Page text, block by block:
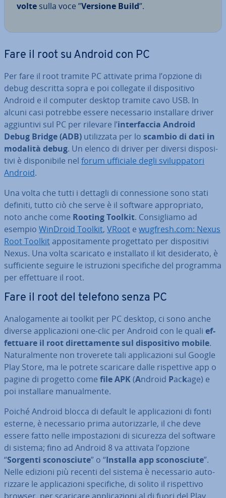
volte sulla voce ”Versione Build”.
Fare il root su Android con PC
Per fare il root tramite PC attivate prima l’opzione di
debug descritta sopra e poi collegate il di­spo­si­ti­vo
Android e il computer desktop tramite cavo USB. In
alcuni casi potrebbe essere ne­ces­sa­rio in­stal­la­re driver
ag­giun­ti­vi sul PC per rilevare l’in­ter­fac­cia Android
Debug Bridge (ADB) uti­liz­za­ta per lo scambio di dati in
modalità debug. Un elenco di driver per diversi di­spo­si­
ti­vi è di­spo­ni­bi­le nel forum ufficiale degli svi­lup­pa­to­ri
Android.
Una volta che tutti i dettagli di con­nes­sio­ne sono stati
definiti, tutto ciò che serve è il software ap­pro­pria­to,
noto anche come Rooting Toolkit. Con­si­glia­mo ad
esempio WinDroid Toolkit, VRoot e wugfresh.com: Nexus
Root Toolkitap­po­si­ta­men­te pro­get­ta­to per di­spo­si­ti­vi
Nexus. Una volta scaricato e in­stal­la­to il kit de­si­de­ra­to, è
suf­fi­cien­te seguire le istru­zio­ni spe­ci­fi­che del programma
per ef­fet­tua­re il root.
Fare il root del telefono senza PC
Ana­lo­ga­men­te ai toolkit per PC desktop, ci sono anche
diverse ap­pli­ca­zio­ni one-clic per Android con le quali ef­
fet­tua­re il root di­ret­ta­men­te sul di­spo­si­ti­vo mobile.
Na­tu­ral­men­te non troverete tali ap­pli­ca­zio­ni sul Google
Play Store, ma le potrete scaricare dalle ri­spet­ti­ve app o
pagine di progetto come file APK(Android Package) e
poi in­stal­la­re ma­nual­men­te.
Poiché Android blocca di default le ap­pli­ca­zio­ni di fonti
esterne, è ne­ces­sa­rio prima au­to­riz­zar­le, il che deve
essere fatto nelle im­po­sta­zio­ni di sicurezza del software
di sistema; fino ad Android 8 va attivata l’opzione
“Sorgenti sco­no­sciu­te” o “Installa app sco­no­sciu­te”.
Nelle edizioni più recenti del sistema è ne­ces­sa­rio au­to­
riz­za­re le ap­pli­ca­zio­ni spe­ci­fi­che, di solito il ri­spet­ti­vo